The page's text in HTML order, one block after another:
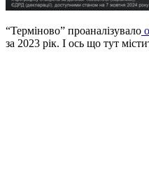
“Терміново” проаналізувало
за 2023 рік. І ось що тут